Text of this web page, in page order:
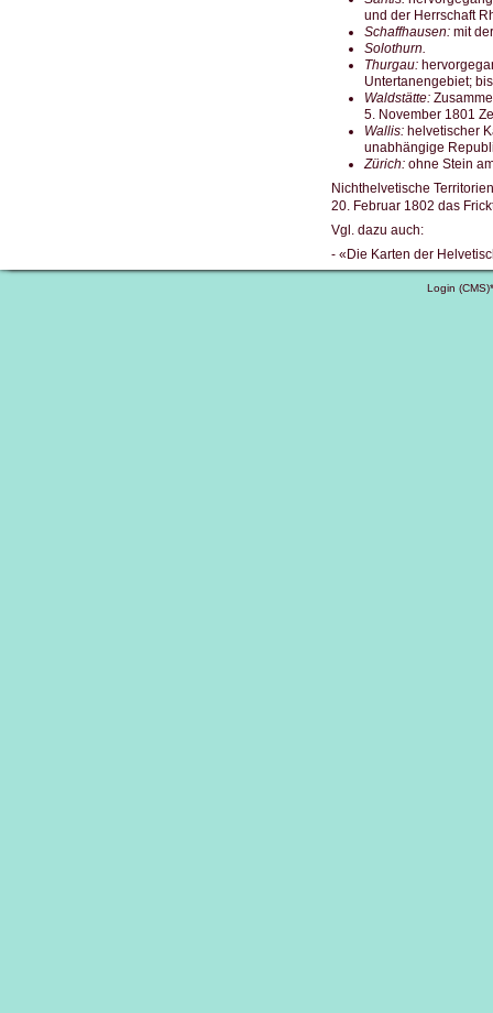
und der Herrschaft
Schaffhausen: mit
Solothurn.
Thurgau:
Untertanengebiet;
Waldstätte:
5. November 1801
Wallis:helvetischer
unabhängige
Zürich: ohne Stein
Nichthelvetische
20. Februar 1802 das
Vgl. dazu auch:
- «Die Karten der
Login (CMS)*